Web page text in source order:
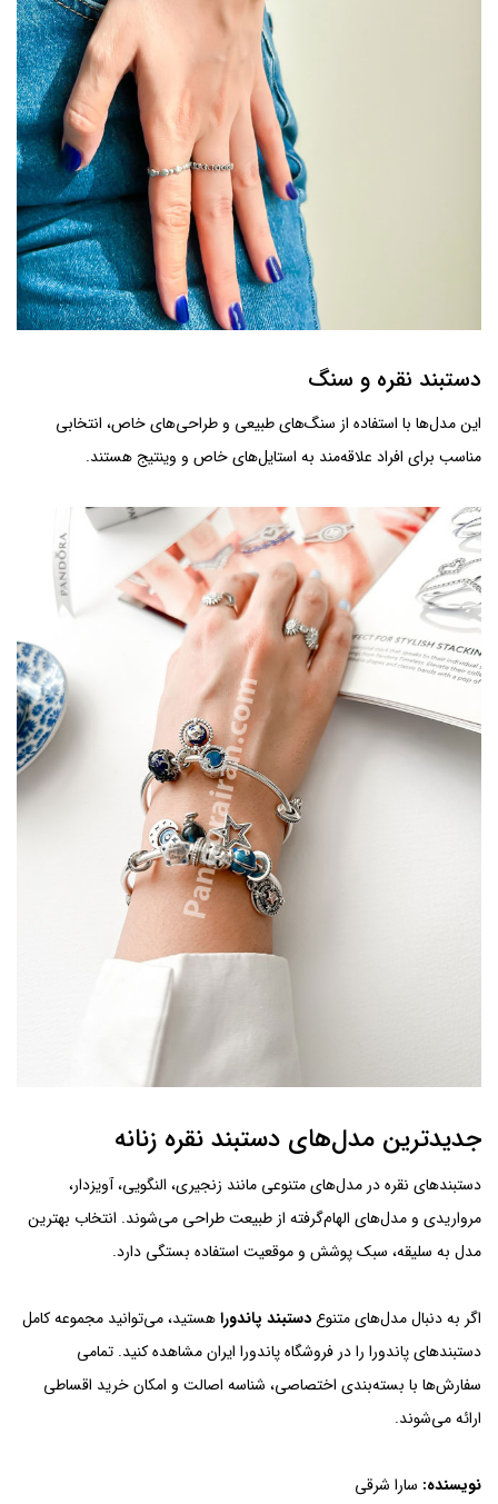
دستبند نقره و سنگ
این مدل‌ها با استفاده از سنگ‌های طبیعی و طراحی‌های خاص، انتخابی
مناسب برای افراد علاقه‌مند به استایل‌های خاص و وینتیج هستند.
جدیدترین مدل‌های دستبند نقره زنانه
دستبندهای نقره در مدل‌های متنوعی مانند زنجیری، النگویی، آویزدار،
مرواریدی و مدل‌های الهام‌گرفته از طبیعت طراحی می‌شوند. انتخاب بهترین
مدل به سلیقه، سبک پوشش و موقعیت استفاده بستگی دارد.
اگر به دنبال مدل‌های متنوعدستبند پاندوراهستید، می‌توانید مجموعه کامل
دستبندهای پاندورا را در فروشگاه پاندورا ایران مشاهده کنید. تمامی
سفارش‌ها با بسته‌بندی اختصاصی، شناسه اصالت و امکان خرید اقساطی
ارائه می‌شوند.
نویسنده: سارا شرقی